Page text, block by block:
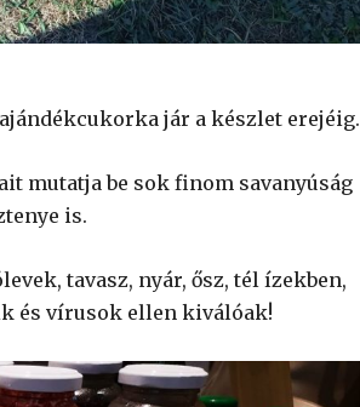
jár a készlet erejéig.
mutatja be sok finom savanyúság
is.
tavasz, nyár, ősz, tél ízekben,
és vírusok ellen kiválóak!